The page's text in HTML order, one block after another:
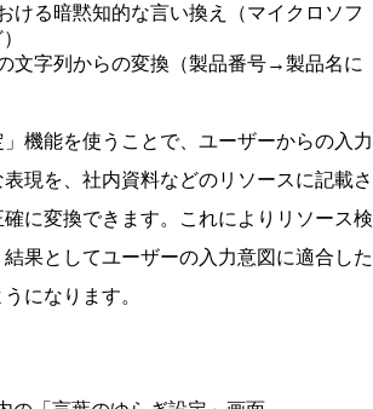
ける暗黙知的な言い換え（マイクロソフ
文字列からの変換（製品番号→製品名に
」機能を使うことで、ユーザーからの入力
現を、社内資料などのリソースに記載さ
に変換できます。これによりリソース検
果としてユーザーの入力意図に適合した
になります。